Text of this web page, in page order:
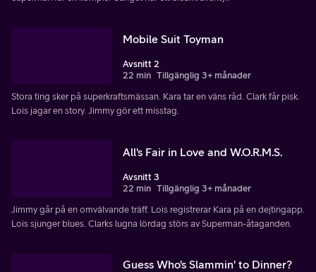
Mobile Suit Toyman
Avsnitt 2
22 min Tillgänglig 3+ månader
Stora ting sker på superkraftsmässan. Kara tar en väns råd. Clark får pisk.
Lois jagar en story. Jimmy gör ett misstag.
All's Fair in Love and W.O.R.M.S.
Avsnitt 3
22 min Tillgänglig 3+ månader
Jimmy går på en omvälvande träff. Lois registrerar Kara på en dejtingapp.
Lois sjunger blues. Clarks lugna lördag störs av Superman-åtaganden.
Guess Who's Slammin' to Dinner?